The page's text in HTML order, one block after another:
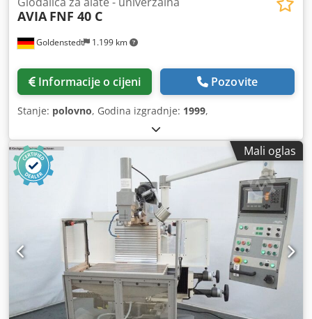
Goldenstedt 1.199 km
AVIA FNF 40 C
Informacije o cijeni Pozovite
Stanje: polovno, Godina izgradnje: 1999,
Mali oglas